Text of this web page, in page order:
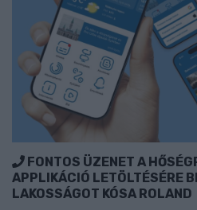
FONTOS ÜZENET A
APPLIKÁCIÓ LETÖLTÉSÉRE
LAKOSSÁGOT KÓSA ROLAND